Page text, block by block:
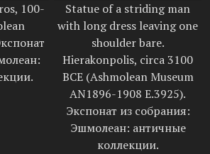
100-
Statue of a striding man
with long dress leaving one
shoulder bare.
Hierakonpolis, circa 3100
BCE (Ashmolean Museum
AN1896-1908 E.3925).
Экспонат из собрания:
Эшмолеан: античные
коллекции.